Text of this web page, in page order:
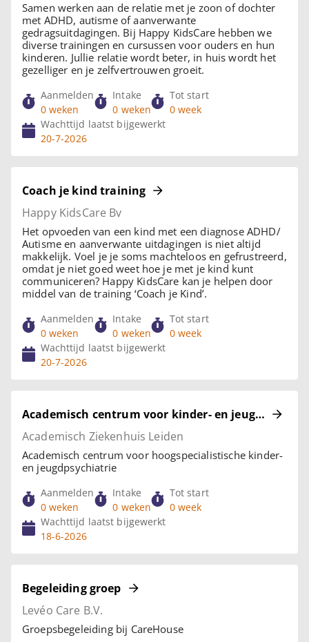
Samen werken aan de relatie met je zoon of dochter
met ADHD, autisme of aanverwante
gedragsuitdagingen. Bij Happy KidsCare hebben we
diverse trainingen en cursussen voor ouders en hun
kinderen. Jullie relatie wordt beter, in huis wordt het
gezelliger en je zelfvertrouwen groeit.
Aanmelden
0 weken
Intake
0 weken
Tot start
0 week
Wachttijd laatst bijgewerkt
20-7-2026
Coach je kind training
Happy KidsCare Bv
Het opvoeden van een kind met een diagnose ADHD/
Autisme en aanverwante uitdagingen is niet altijd
makkelijk. Voel je je soms machteloos en gefrustreerd,
omdat je niet goed weet hoe je met je kind kunt
communiceren? Happy KidsCare kan je helpen door
middel van de training ‘Coach je Kind’.
Aanmelden
0 weken
Intake
0 weken
Tot start
0 week
Wachttijd laatst bijgewerkt
20-7-2026
Academisch centrum voor kinder- en
Academisch Ziekenhuis Leiden
Academisch centrum voor hoogspecialistische kinder-
en jeugdpsychiatrie
Aanmelden
0 weken
Intake
0 weken
Tot start
0 week
Wachttijd laatst bijgewerkt
18-6-2026
Begeleiding groep
Levéo Care B.V.
Groepsbegeleiding bij CareHouse